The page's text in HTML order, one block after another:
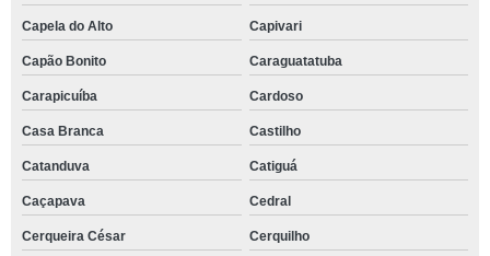
Capela do Alto Capivari
Capão Bonito Caraguatatuba
Carapicuíba Cardoso
Casa Branca Castilho
Catanduva Catiguá
Caçapava Cedral
Cerqueira César Cerquilho